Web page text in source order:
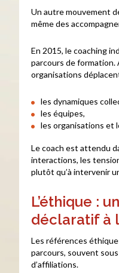
Un autre mouvement
même des
En 2015, le coaching
parcours de formation.
organisations
les dynamiques
les équipes,
les organisations et
Le coach est attendu
interactions, les
plutôt qu’à intervenir
L’éthique :
déclaratif à
Les références
parcours, souvent
d’affiliations.